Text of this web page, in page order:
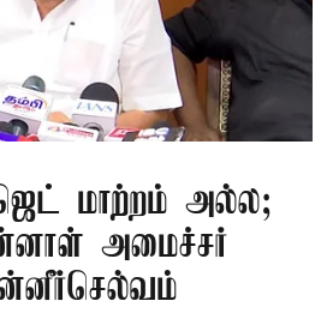
மாற்றம் அல்ல;
அமைச்சர்